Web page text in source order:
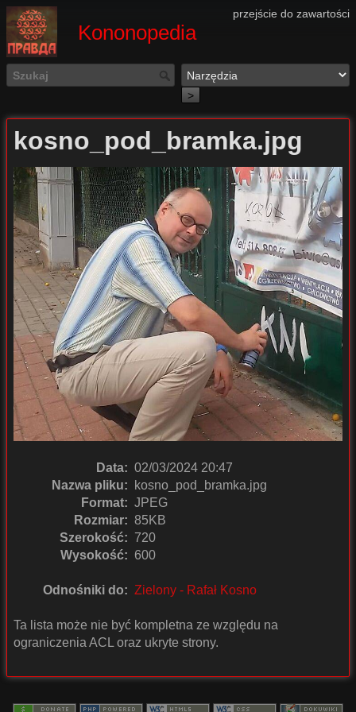
przejście do zawartości
Kononopedia
>
kosno_pod_bramka.jpg
Data: 02/03/2024 20:47
Nazwa pliku:
kosno_pod_bramka.jpg
Format: JPEG
Rozmiar: 85KB
Szerokość: 720
Wysokość: 600
Odnośniki do: Zielony - Rafał Kosno
Ta lista może nie być kompletna ze względu na
ograniczenia ACL oraz ukryte strony.